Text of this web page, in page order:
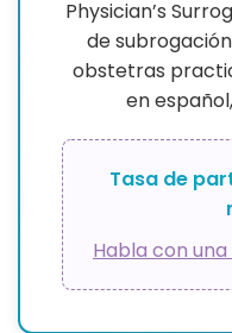
Physician’s
de subrogación
obstetras
en
Tasa de
Habla con